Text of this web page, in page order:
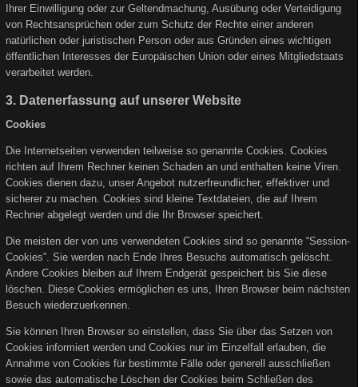
Ihrer Einwilligung oder zur Geltendmachung, Ausübung oder Verteidigung
von Rechtsansprüchen oder zum Schutz der Rechte einer anderen
natürlichen oder juristischen Person oder aus Gründen eines wichtigen
öffentlichen Interesses der Europäischen Union oder eines Mitgliedstaats
verarbeitet werden.
3. Datenerfassung auf unserer Website
Cookies
Die Internetseiten verwenden teilweise so genannte Cookies. Cookies
richten auf Ihrem Rechner keinen Schaden an und enthalten keine Viren.
Cookies dienen dazu, unser Angebot nutzerfreundlicher, effektiver und
sicherer zu machen. Cookies sind kleine Textdateien, die auf Ihrem
Rechner abgelegt werden und die Ihr Browser speichert.
Die meisten der von uns verwendeten Cookies sind so genannte “Session-
Cookies”. Sie werden nach Ende Ihres Besuchs automatisch gelöscht.
Andere Cookies bleiben auf Ihrem Endgerät gespeichert bis Sie diese
löschen. Diese Cookies ermöglichen es uns, Ihren Browser beim nächsten
Besuch wiederzuerkennen.
Sie können Ihren Browser so einstellen, dass Sie über das Setzen von
Cookies informiert werden und Cookies nur im Einzelfall erlauben, die
Annahme von Cookies für bestimmte Fälle oder generell ausschließen
sowie das automatische Löschen der Cookies beim Schließen des